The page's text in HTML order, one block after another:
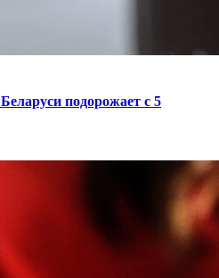
подорожает с 5